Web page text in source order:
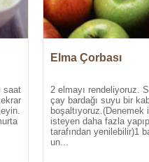
saat
Elma Çorbası
2 elmayı rendeliyoruz.
çay bardağı suyu bir
boşaltıyoruz.(Denemek
isteyen daha fazla
tarafından yenilebilir)1
un...